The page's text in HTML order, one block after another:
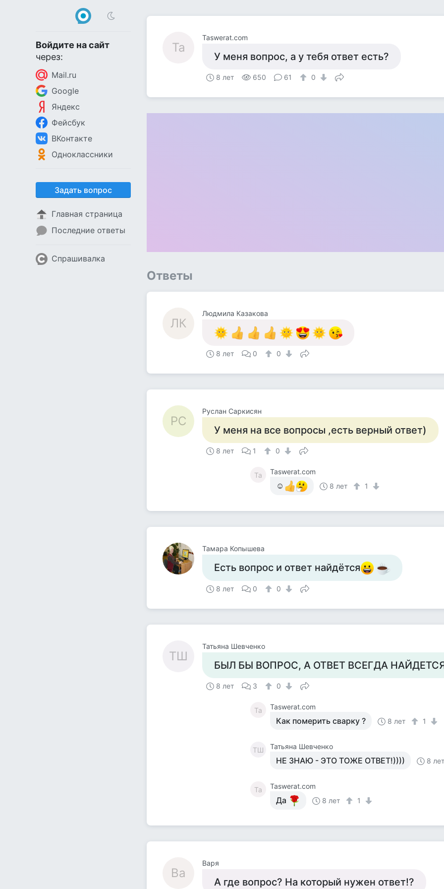
Войдите на сайт
через:
Mail.ru
Google
Яндекс
Фейсбук
ВКонтакте
Одноклассники
Задать вопрос
Главная страница
Последние ответы
Спрашивалка
Ta
Taswerat.com
У меня вопрос, а у тебя ответ есть?
8 лет 650 61 0
Ответы
ЛК
Людмила Казакова
8 лет 0 0
РС
Руслан Саркисян
У меня на все вопросы ,есть верный ответ)
8 лет 1 0
Ta Taswerat.com
☺ 8 лет 1
Тамара Копышева
Есть вопрос и ответ найдётся
8 лет 0 0
ТШ
Татьяна Шевченко
БЫЛ БЫ ВОПРОС, А ОТВЕТ ВСЕГДА
8 лет 3 0
Ta Taswerat.com
Как померить сварку ? 8 лет 1
ТШ Татьяна Шевченко
НЕ ЗНАЮ - ЭТО ТОЖЕ ОТВЕТ!)))) 8
Ta Taswerat.com
Да 8 лет 1
Ва
Варя
А где вопрос? На который нужен ответ!?